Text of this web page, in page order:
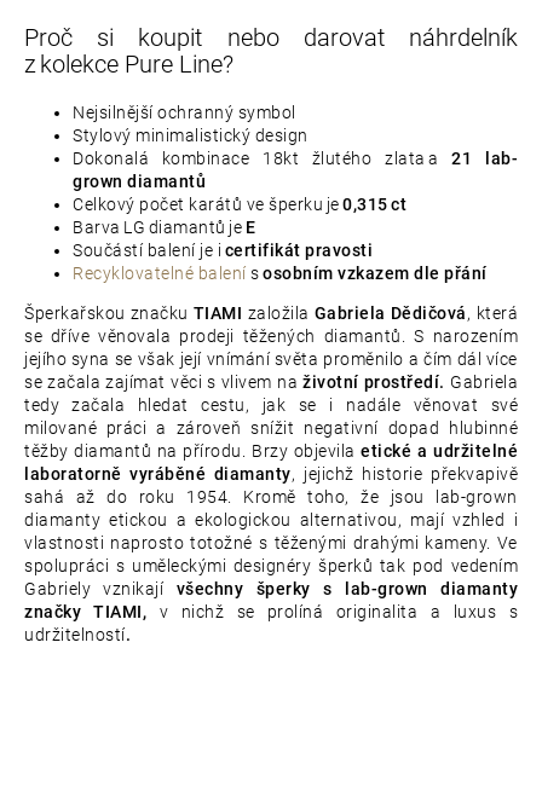
Proč si koupit nebo darovat náhrdelník
z kolekce Pure Line?
Nejsilnější ochranný symbol
Stylový minimalistický design
Dokonalá kombinace 18kt žlutého zlata a21 lab-
grown diamantů
Celkový počet karátů ve šperku je0,315 ct
Barva LG diamantů je E
Součástí balení je i certifikát pravosti
Recyklovatelné balení sosobním vzkazem dle přání
Šperkařskou značku TIAMI založila Gabriela Dědičová, která
se dříve věnovala prodeji těžených diamantů. S narozením
jejího syna se však její vnímání světa proměnilo a čím dál více
se začala zajímat věci s vlivem naživotní prostředí. Gabriela
tedy začala hledat cestu, jak se i nadále věnovat své
milované práci a zároveň snížit negativní dopad hlubinné
těžby diamantů na přírodu. Brzy objevilaetické a udržitelné
laboratorně vyráběné diamanty, jejichž historie překvapivě
sahá až do roku 1954. Kromě toho, že jsou lab-grown
diamanty etickou a ekologickou alternativou, mají vzhled i
vlastnosti naprosto totožné s těženými drahými kameny. Ve
spolupráci s uměleckými designéry šperků tak pod vedením
Gabriely vznikají všechny šperky s lab-grown diamanty
značky TIAMI, v nichž se prolíná originalita a luxus s
udržitelností.